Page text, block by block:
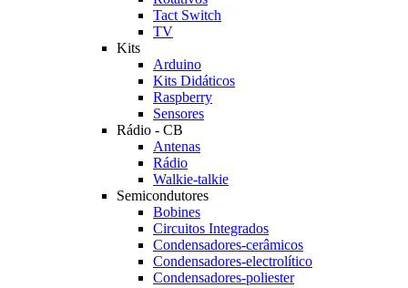
Tact Switch
TV
Kits
Arduino
Kits Didáticos
Raspberry
Sensores
Rádio - CB
Antenas
Rádio
Walkie-talkie
Semicondutores
Bobines
Circuitos Integrados
Condensadores-cerâmicos
Condensadores-electrolítico
Condensadores-poliester